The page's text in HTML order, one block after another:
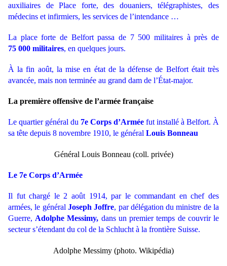
auxiliaires de Place forte, des douaniers, télégraphistes, des
médecins et infirmiers, les services de l’intendance …
La place forte de Belfort passa de 7 500 militaires à près de
75 000 militaires, en quelques jours.
À la fin août, la mise en état de la défense de Belfort était très
avancée, mais non terminée au grand dam de l’État-major.
La première offensive de l’armée française
Le quartier général du 7e Corps d’Armée fut installé à Belfort. À
sa tête depuis 8 novembre 1910, le général Louis Bonneau
Général Louis Bonneau (coll. privée)
Le 7e Corps d’Armée
Il fut chargé le 2 août 1914, par le commandant en chef des
armées, le général Joseph Joffre, par délégation du ministre de la
Guerre, Adolphe Messimy, dans un premier temps de couvrir le
secteur s’étendant du col de la Schlucht à la frontière Suisse.
Adolphe Messimy (photo. Wikipédia)